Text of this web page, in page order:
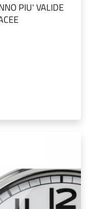
PIU' VALIDE